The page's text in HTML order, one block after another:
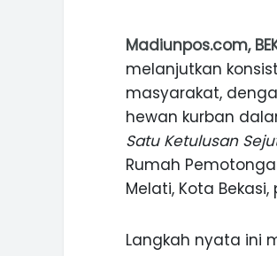
Madiunpos.com,
melanjutkan
masyarakat,
hewan kurban
Satu Ketulusan
Rumah
Melati, Kota
Langkah nyata ini